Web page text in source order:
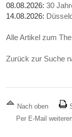
08.08.2026:30
14.08.2026:
Alle Artikel zum
Zurück zur Suche
Nach oben
Per E-Mail